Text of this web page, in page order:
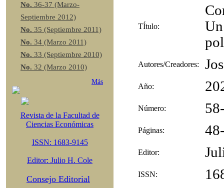
No. 36-37 (Marzo-
Septiembre 2012)
No. 35 (Septiembre 2011)
No. 34 (Marzo 2011)
No. 33 (Septiembre 2010)
No. 32 (Marzo 2010)
Más
Revista de la Facultad de
Ciencias Económicas
ISSN: 1683-9145
Editor: Julio H. Cole
Consejo Editorial
TÍtulo:
Autores/Creadores:
Año:
Número:
Páginas:
Editor:
ISSN: